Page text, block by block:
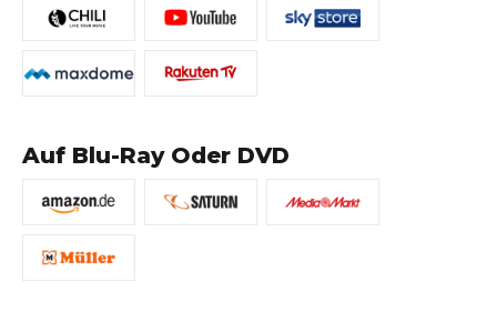
Auf Blu-Ray Oder DVD